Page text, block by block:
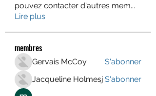
pouvez contacter d'autres mem...
Lire plus
membres
Gervais McCoy
S'abonner
Jacqueline Holmesj S'abonner